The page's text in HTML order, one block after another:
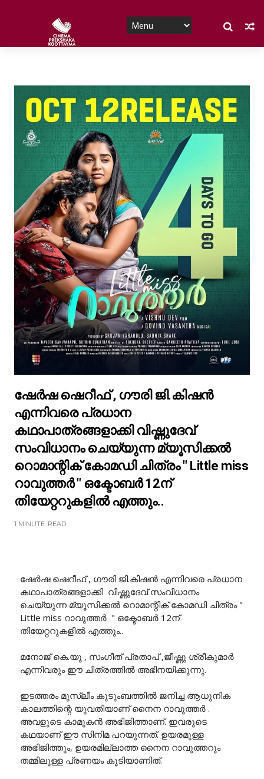
ഷേർഷ ഷെറീഫ് , ഗൗരി ജി.കിഷൻ
എന്നിവരെ പ്രധാന
കഥാപാത്രങ്ങളാക്കി വിഷ്ണുദേവ്
സംവിധാനം ചെയ്യുന്ന മ്യൂസിക്കൽ
റൊമാന്റിക് കോമഡി ചിത്രം " Little miss
റാവുത്തർ " ഒക്ടോബർ 12ന്
തിയേറ്ററുകളിൽ എത്തും..
1 MINUTE READ
ഷേർഷ ഷെറീഫ് , ഗൗരി ജി.കിഷൻ എന്നിവരെ പ്രധാന
കഥാപാത്രങ്ങളാക്കി വിഷ്ണുദേവ് സംവിധാനം
ചെയ്യുന്ന മ്യൂസിക്കൽ റൊമാന്റിക് കോമഡി ചിത്രം "
Little miss റാവുത്തർ " ഒക്ടോബർ 12ന്
തിയേറ്ററുകളിൽ എത്തും..
മനോജ് കെ.യു , സംഗീത് പ്രതാപ് ,ജീഷ്ണു ശ്രീകുമാർ
എന്നിവരും ഈ ചിത്രത്തിൽ അഭിനയിക്കുന്നു.
ഇടത്തരം മുസ്ലീം കുടുംബത്തിൽ ജനിച്ച ആധുനിക
കാലത്തിന്റെ യുവതിയാണ് നൈന റാവുത്തർ .
അവളുടെ കാമുകൻ അഭിജിത്താണ്. ഇവരുടെ
കഥയാണ് ഈ സിനിമ പറയുന്നത്. ഉയരമുള്ള
അഭിജിത്തും, ഉയരമില്ലാത്ത നൈന റാവുത്തറും
തമ്മിലുള്ള പ്രണയം കൂടിയാണിത്.